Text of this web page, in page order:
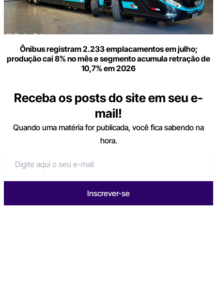
Ônibus registram 2.233 emplacamentos em julho;
produção cai 8% no mês e segmento acumula retração de
10,7% em 2026
Receba os posts do site em seu e-
mail!
Quando uma matéria for publicada, você fica sabendo na
hora.
Inscrever-se